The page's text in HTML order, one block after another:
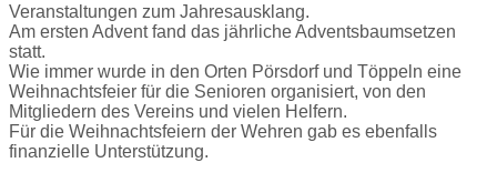
Veranstaltungen zum Jahresausklang.
Am ersten Advent fand das jährliche Adventsbaumsetzen
statt.
Wie immer wurde in den Orten Pörsdorf und Töppeln eine
Weihnachtsfeier für die Senioren organisiert, von den
Mitgliedern des Vereins und vielen Helfern.
Für die Weihnachtsfeiern der Wehren gab es ebenfalls
finanzielle Unterstützung.